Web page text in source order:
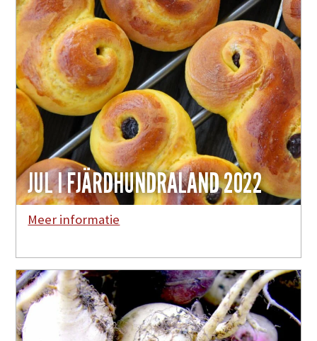
JUL I FJÄRDHUNDRALAND 2022
Meer informatie